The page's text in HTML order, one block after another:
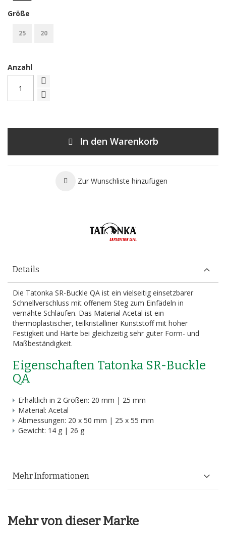
Größe
25 20
Anzahl
In den Warenkorb
Zur Wunschliste hinzufügen
Details
Die Tatonka SR-Buckle QA ist ein vielseitig einsetzbarer
Schnellverschluss mit offenem Steg zum Einfädeln in
vernähte Schlaufen. Das Material Acetal ist ein
thermoplastischer, teilkristalliner Kunststoff mit hoher
Festigkeit und Härte bei gleichzeitig sehr guter Form- und
Maßbeständigkeit.
Eigenschaften Tatonka SR-Buckle
QA
Erhältlich in 2 Größen: 20 mm | 25 mm
Material: Acetal
Abmessungen: 20 x 50 mm | 25 x 55 mm
Gewicht: 14 g | 26 g
Mehr Informationen
Mehr von dieser Marke